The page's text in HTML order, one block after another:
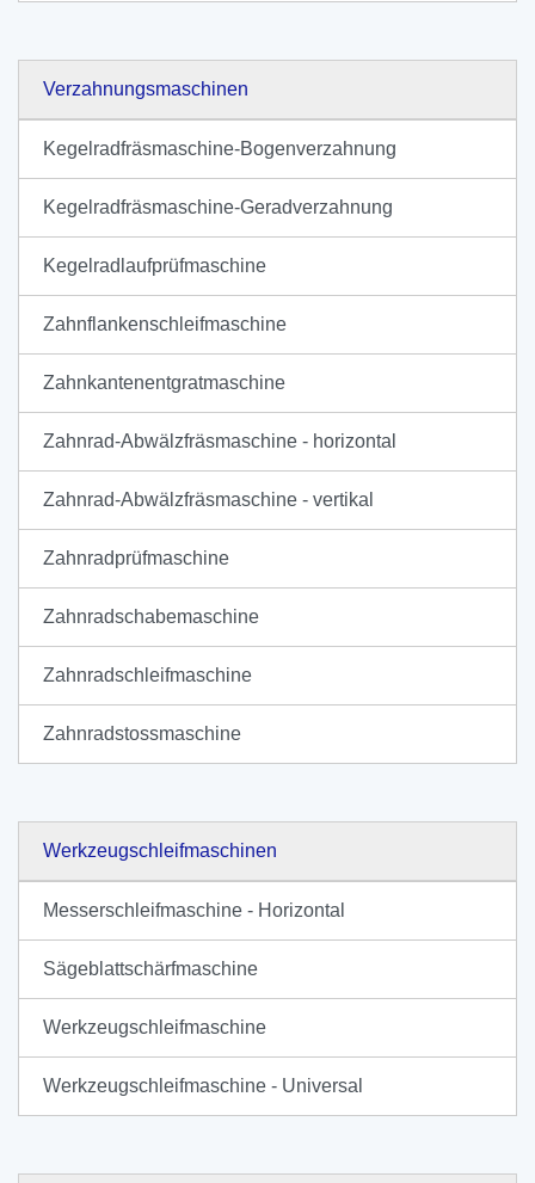
Verzahnungsmaschinen
Kegelradfräsmaschine-Bogenverzahnung
Kegelradfräsmaschine-Geradverzahnung
Kegelradlaufprüfmaschine
Zahnflankenschleifmaschine
Zahnkantenentgratmaschine
Zahnrad-Abwälzfräsmaschine - horizontal
Zahnrad-Abwälzfräsmaschine - vertikal
Zahnradprüfmaschine
Zahnradschabemaschine
Zahnradschleifmaschine
Zahnradstossmaschine
Werkzeugschleifmaschinen
Messerschleifmaschine - Horizontal
Sägeblattschärfmaschine
Werkzeugschleifmaschine
Werkzeugschleifmaschine - Universal